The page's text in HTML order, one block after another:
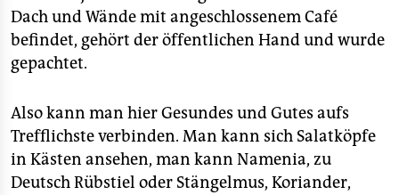
Dach und Wände mit angeschlossenem Café
befindet, gehört der öffentlichen Hand und wurde
gepachtet.
Also kann man hier Gesundes und Gutes aufs
Trefflichste verbinden. Man kann sich Salatköpfe
in Kästen ansehen, man kann Namenia, zu
Deutsch Rübstiel oder Stängelmus, Koriander,